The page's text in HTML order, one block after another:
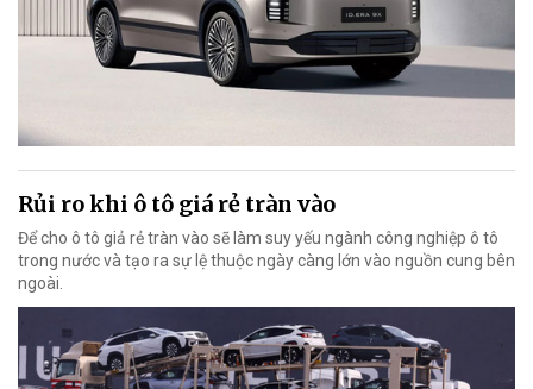
Rủi ro khi ô tô giá rẻ tràn vào
Để cho ô tô giả rẻ tràn vào sẽ làm suy yếu ngành công nghiệp ô tô
trong nước và tạo ra sự lệ thuộc ngày càng lớn vào nguồn cung bên
ngoài.